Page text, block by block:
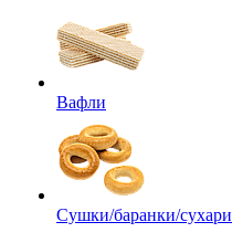
Вафли
Сушки/баранки/сухари